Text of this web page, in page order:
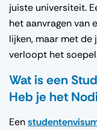
juiste universiteit.
het aanvragen van
lijken, maar met
verloopt het
Wat is een
Heb je het
Een